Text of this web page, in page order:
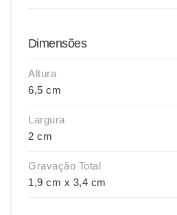
Dimensões
Altura
6,5 cm
Largura
2 cm
Gravação Total
1,9 cm x 3,4 cm